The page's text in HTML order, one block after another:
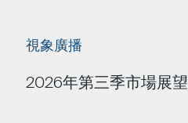
視象廣播
2026年第三季市場展望